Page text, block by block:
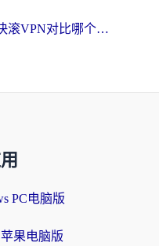
穿梭VPN好用吗？和快滚VPN对比哪个回国效果更好？海外党选回国加速器必看指南
PC电脑版
果电脑版